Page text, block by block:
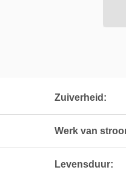
Zuiverheid:
Werk van
Levensduur: